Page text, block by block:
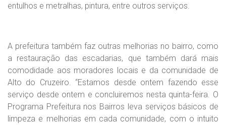
entulhos e metralhas, pintura, entre outros serviços.
A prefeitura também faz outras melhorias no bairro, como
a restauração das escadarias, que também dará mais
comodidade aos moradores locais e da comunidade de
Alto do Cruzeiro. “Estamos desde ontem fazendo esse
serviço desde ontem e concluiremos nesta quinta-feira. O
Programa Prefeitura nos Bairros leva serviços básicos de
limpeza e melhorias em cada comunidade, com o intuito